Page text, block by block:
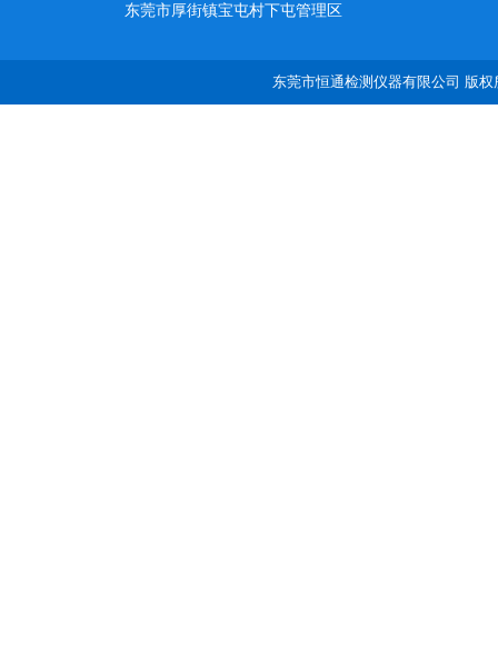
东莞市厚街镇宝屯村下屯管理区
东莞市恒通检测仪器有限公司 版